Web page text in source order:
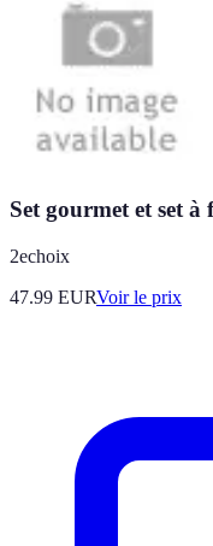
Set gourmet et set
2echoix
47.99 EURVoir le prix